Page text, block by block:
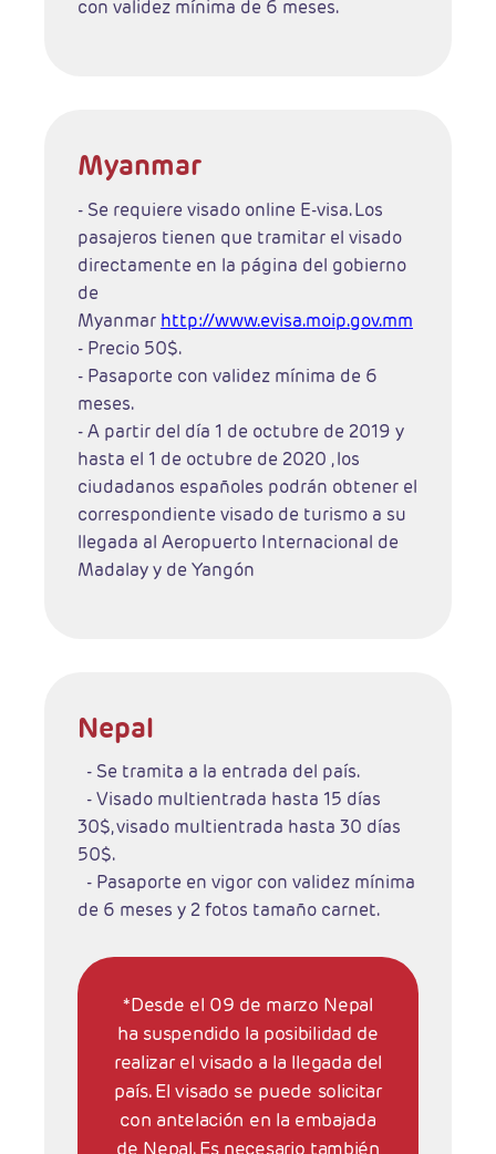
con validez mínima de 6 meses.
Myanmar
- Se requiere visado online E-visa. Los
pasajeros tienen que tramitar el visado
directamente en la página del gobierno
de
Myanmar http://www.evisa.moip.gov.mm
- Precio 50$.
- Pasaporte con validez mínima de 6
meses.
- A partir del día 1 de octubre de 2019 y
hasta el 1 de octubre de 2020 , los
ciudadanos españoles podrán obtener el
correspondiente visado de turismo a su
llegada al Aeropuerto Internacional de
Madalay y de Yangón
Nepal
- Se tramita a la entrada del país.
- Visado multientrada hasta 15 días
30$, visado multientrada hasta 30 días
50$.
- Pasaporte en vigor con validez mínima
de 6 meses y 2 fotos tamaño carnet.
*Desde el 09 de marzo Nepal
ha suspendido la posibilidad de
realizar el visado a la llegada del
país. El visado se puede solicitar
con antelación en la embajada
de Nepal. Es necesario también